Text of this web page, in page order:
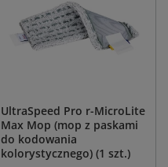
UltraSpeed Pro r-MicroLite
Max Mop (mop z paskami
do kodowania
kolorystycznego) (1 szt.)